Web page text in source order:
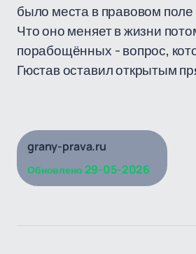
было места в правовом поле
Что оно меняет в жизни
порабощённых - вопрос,
Гюстав оставил открытым
grany-prava.ru
Обновлено 29-05-2026